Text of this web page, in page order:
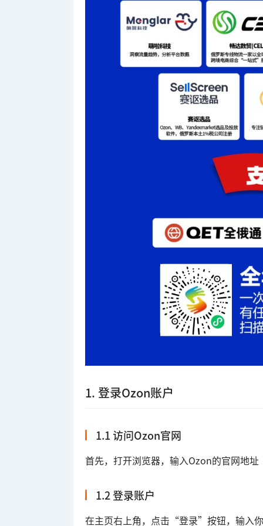
1. 登录Ozon账户
1.1 访问Ozon官网
首先，打开浏览器，输入Ozon的官网地
1.2 登录账户
在主页右上角，点击“登录”按钮，输入